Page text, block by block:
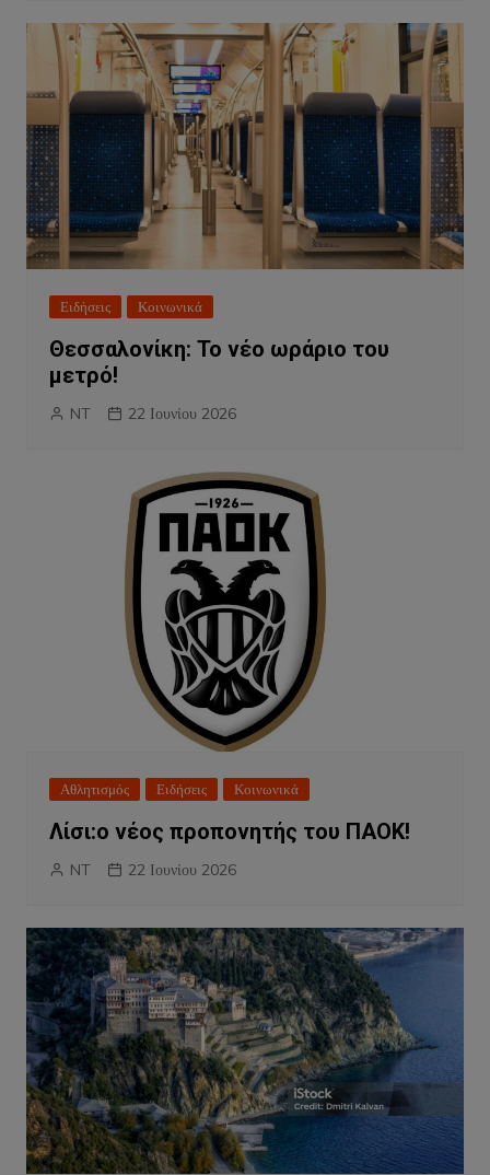
Ειδήσεις Κοινωνικά
Θεσσαλονίκη: Το νέο ωράριο του
μετρό!
NT 22 Ιουνίου 2026
Αθλητισμός Ειδήσεις Κοινωνικά
Λίσι:ο νέος προπονητής του ΠΑΟΚ!
NT 22 Ιουνίου 2026